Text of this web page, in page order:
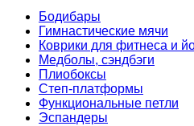
Бодибары
Гимнастические мячи
Коврики для фитнеса и
Медболы, сэндбэги
Плиобоксы
Степ-платформы
Функциональные петли
Эспандеры